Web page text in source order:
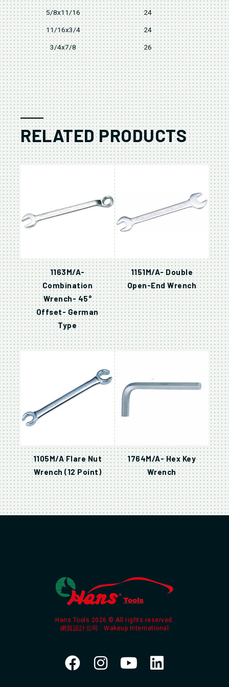
5/8x11/16 24
11/16x3/4 24
3/4x7/8 26
RELATED PRODUCTS
1163M/A-
Combination
Wrench- 45°
Offset- German
Type
1151M/A- Double
Open-End Wrench
1105M/A Flare Nut
Wrench (12 Point)
1764M/A- Hex Key
Wrench
Hans Tools 2026 © All rights reserved.
網頁設計公司 : Wakeup International